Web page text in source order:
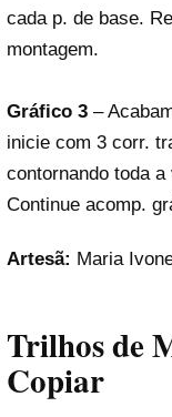
cada p. de base.
montagem.
Gráfico 3 –
inicie com 3 corr.
contornando toda
Continue acomp.
Artesã: Maria
Trilhos de
Copiar